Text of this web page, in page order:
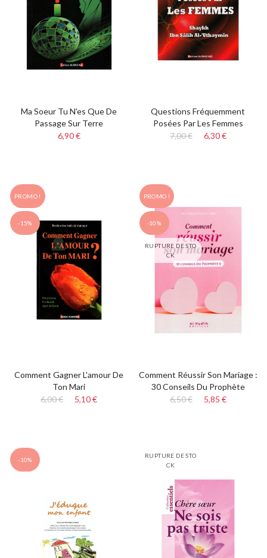
Ma Soeur Tu N'es Que De
Passage Sur Terre
6,90 €
Questions Fréquemment
Posées Par Les Femmes
7,00 €
6,30 €
PROMO !
-15%
Comment Gagner L'amour De
Ton Mari
6,00 €
5,10 €
PROMO !
-10%
RUPTURE DE STO
CK
Comment Réussir Son Mariage :
30 Conseils Du Prophète
6,50 €
5,85 €
-10%
RUPTURE DE STO
CK